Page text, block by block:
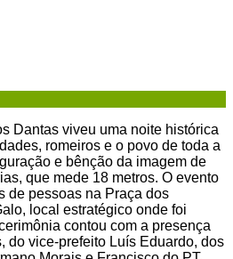
Dantas viveu uma noite histórica
romeiros e o povo de toda a
e bênção da imagem de
que mede 18 metros. O evento
de pessoas na Praça dos
local estratégico onde foi
contou com a presença
do vice-prefeito Luís Eduardo, dos